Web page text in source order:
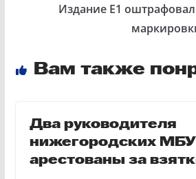
Издание Е1
Вам также
Два руководителя
нижегородских МБУ
арестованы за